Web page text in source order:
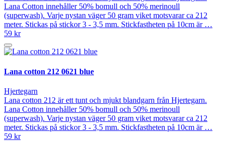
Lana Cotton innehåller 50% bomull och 50% merinoull
(superwash). Varje nystan väger 50 gram viket motsvarar ca 212
meter. Stickas på stickor 3 - 3,5 mm. Stickfastheten på 10cm är …
59 kr
Lana cotton 212 0621 blue
Hjertegarn
Lana cotton 212 är ett tunt och mjukt blandgarn från Hjertegarn.
Lana Cotton innehåller 50% bomull och 50% merinoull
(superwash). Varje nystan väger 50 gram viket motsvarar ca 212
meter. Stickas på stickor 3 - 3,5 mm. Stickfastheten på 10cm är …
59 kr